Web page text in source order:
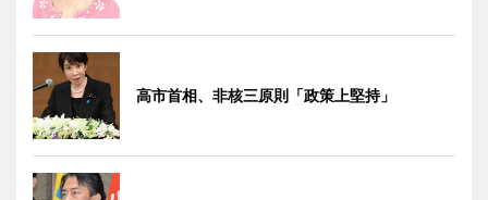
高市首相、非核三原則「政策上堅持」